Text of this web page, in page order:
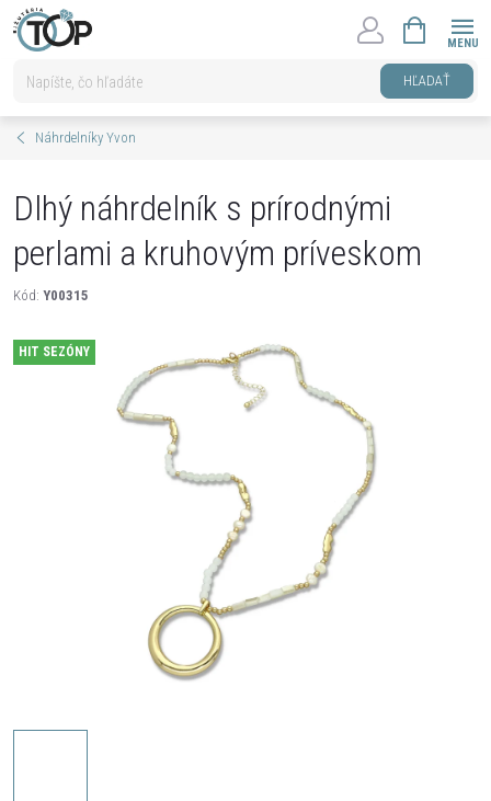
Prejsť
na
HĽADAŤ
KOŠÍK
Náhrdelníky Yvon
Dlhý náhrdelník s prírodnými
perlami a kruhovým príveskom
Kód: Y00315
HIT SEZÓNY